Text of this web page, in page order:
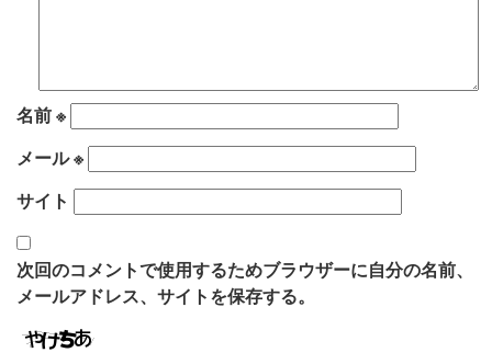
名前※
メール※
サイト
次回のコメントで使用するためブラウザーに自分の名前、
メールアドレス、サイトを保存する。